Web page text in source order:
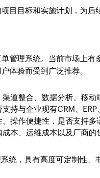
目目标和实施计划，为后
管理系统。当前市场上
体验而受到广泛推荐。
道整合、数据分析、移动
支持与企业现有CRM、ERP
操作便捷性，是否支持多
本、运维成本以及厂商的
统，具有高度可定制性、